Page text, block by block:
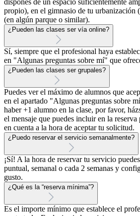
dispones de un espacio suficientemente
propio), en el gimnasio de tu urbanización
(en algún parque o similar).
¿Pueden las clases ser vía online?
Sí, siempre que el profesional haya
en "Algunas preguntas sobre mí" que
¿Pueden las clases ser grupales?
Puedes ver el máximo de alumnos que
en el apartado "Algunas preguntas sobre
haber +1 alumno en la clase, por favor,
el mensaje que puedes incluir en la reserva
en cuenta a la hora de aceptar tu solicitud.
¿Puedo reservar el servicio semanalmente?
¡Sí! A la hora de reservar tu servicio
puntual, semanal o cada 2 semanas y
gusto.
¿Qué es la “reserva mínima”?
Es el importe mínimo que establece el